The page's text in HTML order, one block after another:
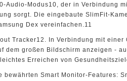
Audio-Modus10, der in Verbindung
sorgt. Die eingebaute SlimFit-
Dex vereinfachen.11
Tracker12. In Verbindung mit einer
dem großen Bildschirm anzeigen -
Erreichen von
Smart Monitor-Features: